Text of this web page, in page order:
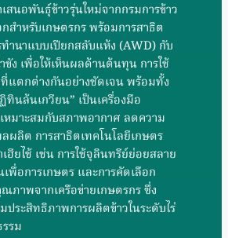
สนอพันธุ์ข้าวรุ่นใหม่จากกรมการข้าว
กสำหรับเกษตรกร พร้อมการสาธิต
ทำนาแบบเปียกสลับแห้ง (AWD) กับ
ขัง เพื่อให้เห็นผลด้านต้นทุน การใช้
แตกต่างกันอย่างชัดเจน พร้อมทั้ง
ทินล้นเกวียน” เป็นเครื่องมือ
หมาะสมกับสภาพอากาศ ลดความ
ผลิต การสาธิตเทคโนโลยีเกษตร
ฮียไช้ เช่น การใช้จุลินทรีย์ย่อยสลาย
เพื่อการเกษตร และการคัดเลือก
าพจากเครือข่ายเกษตรกร ซึ่ง
ประสิทธิภาพการผลิตข้าวในระดับไร่
รม